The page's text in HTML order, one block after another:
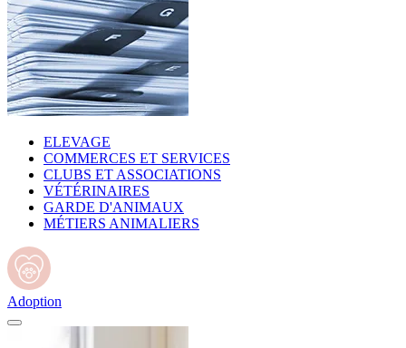
ELEVAGE
COMMERCES ET SERVICES
CLUBS ET ASSOCIATIONS
VÉTÉRINAIRES
GARDE D'ANIMAUX
MÉTIERS ANIMALIERS
Adoption